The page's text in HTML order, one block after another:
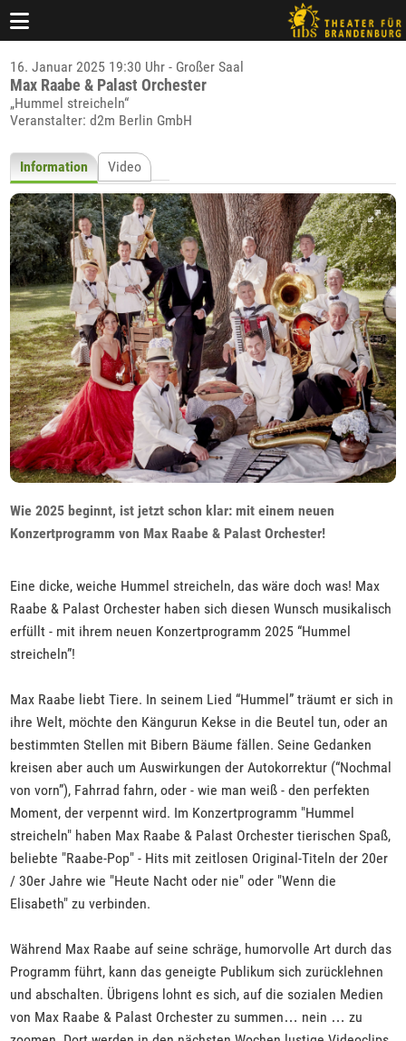
16. Januar 2025 19:30 Uhr - Großer Saal
Max Raabe & Palast Orchester
„Hummel streicheln“
Veranstalter: d2m Berlin GmbH
Information Video
Wie 2025 beginnt, ist jetzt schon klar: mit einem neuen
Konzertprogramm von Max Raabe & Palast Orchester!
Eine dicke, weiche Hummel streicheln, das wäre doch was! Max
Raabe & Palast Orchester haben sich diesen Wunsch musikalisch
erfüllt - mit ihrem neuen Konzertprogramm 2025 “Hummel
streicheln”!
Max Raabe liebt Tiere. In seinem Lied “Hummel” träumt er sich in
ihre Welt, möchte den Kängurun Kekse in die Beutel tun, oder an
bestimmten Stellen mit Bibern Bäume fällen. Seine Gedanken
kreisen aber auch um Auswirkungen der Autokorrektur (“Nochmal
von vorn”), Fahrrad fahrn, oder - wie man weiß - den perfekten
Moment, der verpennt wird. Im Konzertprogramm "Hummel
streicheln" haben Max Raabe & Palast Orchester tierischen Spaß,
beliebte "Raabe-Pop" - Hits mit zeitlosen Original-Titeln der 20er
/ 30er Jahre wie "Heute Nacht oder nie" oder "Wenn die
Elisabeth" zu verbinden.
Während Max Raabe auf seine schräge, humorvolle Art durch das
Programm führt, kann das geneigte Publikum sich zurücklehnen
und abschalten. Übrigens lohnt es sich, auf die sozialen Medien
von Max Raabe & Palast Orchester zu summen… nein … zu